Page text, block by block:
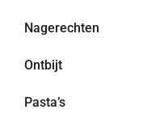
Nagerechten
Ontbijt
Pasta’s